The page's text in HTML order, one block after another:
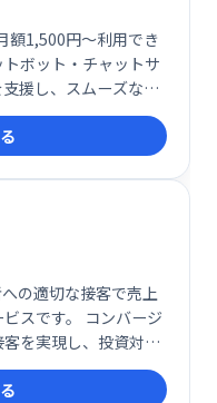
額1,500円〜利用でき
ボット・チャットサ
援し、スムーズなコ
低価格で高機能なツ
適です。
の適切な接客で売上
スです。 コンバージ
を実現し、投資対効
在顧客を逃さず、ビジ